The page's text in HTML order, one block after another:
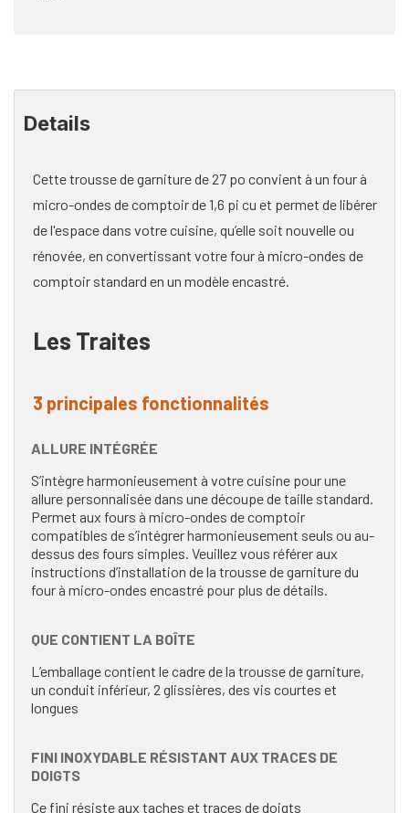
Details
Cette trousse de garniture de 27 po convient à un four à
micro-ondes de comptoir de 1,6 pi cu et permet de libérer
de l'espace dans votre cuisine, qu’elle soit nouvelle ou
rénovée, en convertissant votre four à micro-ondes de
comptoir standard en un modèle encastré.
Les Traites
3 principales fonctionnalités
ALLURE INTÉGRÉE
S’intègre harmonieusement à votre cuisine pour une
allure personnalisée dans une découpe de taille standard.
Permet aux fours à micro-ondes de comptoir
compatibles de s’intégrer harmonieusement seuls ou au-
dessus des fours simples. Veuillez vous référer aux
instructions d’installation de la trousse de garniture du
four à micro-ondes encastré pour plus de détails.
QUE CONTIENT LA BOÎTE
L’emballage contient le cadre de la trousse de garniture,
un conduit inférieur, 2 glissières, des vis courtes et
longues
FINI INOXYDABLE RÉSISTANT AUX TRACES DE
DOIGTS
Ce fini résiste aux taches et traces de doigts